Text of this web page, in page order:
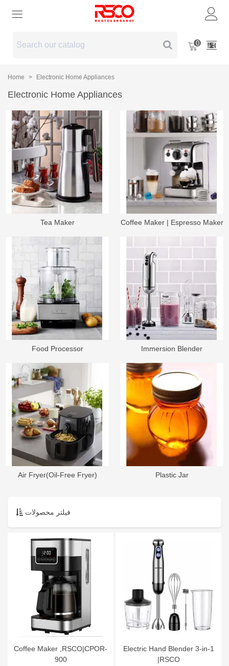
0
Home > Electronic Home Appliances
Electronic Home Appliances
Tea Maker Coffee Maker | Espresso Maker
Food Processor Immersion Blender
Air Fryer(Oil-Free Fryer) Plastic Jar
فیلتر محصولات
Coffee Maker ,RSCO|CPOR-
900
Electric Hand Blender 3-in-1
|RSCO